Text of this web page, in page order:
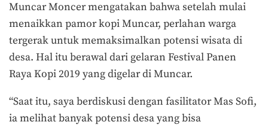
Muncar Moncer mengatakan bahwa setelah mulai
menaikkan pamor kopi Muncar, perlahan warga
tergerak untuk memaksimalkan potensi wisata di
desa. Hal itu berawal dari gelaran Festival Panen
Raya Kopi 2019 yang digelar di Muncar.
“Saat itu, saya berdiskusi dengan fasilitator Mas Sofi,
ia melihat banyak potensi desa yang bisa